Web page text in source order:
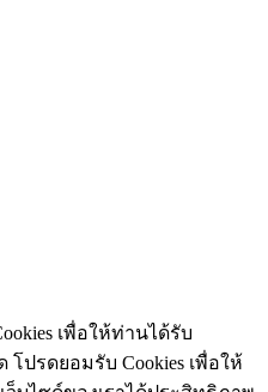
เพื่อให้ท่านได้รับ
ปรดยอมรับ Cookies เพื่อให้